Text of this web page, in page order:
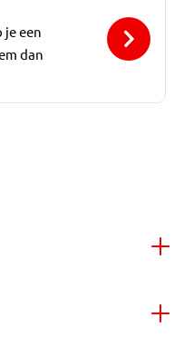
je een
dan